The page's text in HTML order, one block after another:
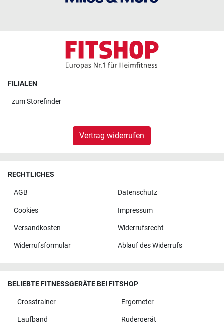
FILIALEN
zumStorefinder
Vertrag widerrufen
RECHTLICHES
AGB Datenschutz
Cookies Impressum
Versandkosten Widerrufsrecht
Widerrufsformular Ablauf des Widerrufs
BELIEBTE FITNESSGERÄTE BEI FITSHOP
Crosstrainer Ergometer
Laufband Rudergerät